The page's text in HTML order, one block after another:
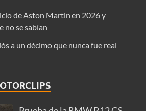
de Aston Martin en 2026 y
no se sabían
a un décimo que nunca fue real